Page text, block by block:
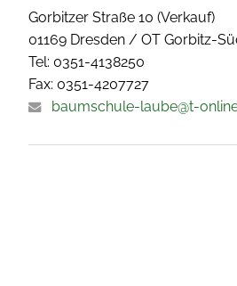
Gorbitzer Straße 10 (Verkauf)
01169 Dresden / OT Gorbitz-
Tel: 0351-4138250
Fax: 0351-4207727
baumschule-laube@t-